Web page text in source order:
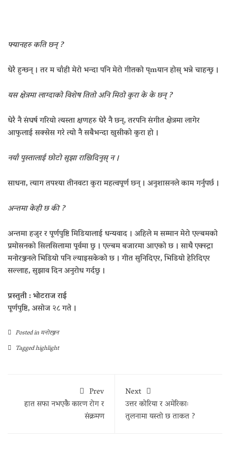
फ्यानहरु कति छन् ?
धेरै हुन्छन् । तर म चाँही मेरो भन्दा पनि मेरो गीतको प्mयान होस् भन्ने चाहन्छु ।
यस क्षेत्रमा लाग्दाको विशेष तितो अनि मिठो कुरा के के छन् ?
धेरै नै संघर्ष गरियो त्यस्ता क्षणहरु धेरै नै छन्, तरपनि संगीत क्षेत्रमा लागेर
आफुलाई सक्सेस गरे त्यो नै सबैभन्दा खुसीको कुरा हो ।
नयाँ पुस्तालाई छोटो सुझा राखिदिनुस् न ।
साधना, त्याग तपश्या तीनवटा कुरा महत्वपूर्ण छन् । अनुशासनले काम गर्नुपर्छ ।
अन्तमा केही छ की ?
अन्तमा हजुर र पूर्णपुष्टि मिडियालाई धन्यवाद । अहिले म सम्मान मेरो एल्बमको
प्रमोसनको सिलसिलामा पूर्वमा छु । एल्बम बजारमा आएको छ । साथै एक्स्ट्रा
मनोरञ्जनले भिडियो पनि ल्याइसकेको छ । गीत सुनिदिएर, भिडियो हेरिदिएर
सल्लाह, सुझाव दिन अनुरोध गर्दछु ।
प्रस्तुती : भोटराज राई
पूर्णपुष्टि, असोज २८ गते ।
Posted inमनोरञ्जन
Taggedhighlight
Prev
हात सफा नभएकै कारण रोग र
संक्रमण
Next
उत्तर कोरिया र अमेरिकाः
तुलनामा यस्तो छ ताकत ?